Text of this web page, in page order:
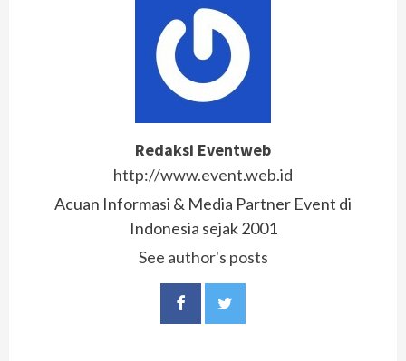
Redaksi Eventweb
http://www.event.web.id
Acuan Informasi & Media Partner Event di
Indonesia sejak 2001
See author's posts